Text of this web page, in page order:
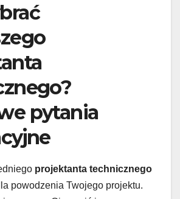
pytania
projektanta technicznego
powodzenia Twojego projektu.